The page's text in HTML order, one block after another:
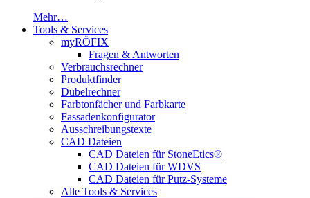
Mehr…
Tools & Services
myRÖFIX
Fragen & Antworten
Verbrauchsrechner
Produktfinder
Dübelrechner
Farbtonfächer und Farbkarte
Fassadenkonfigurator
Ausschreibungstexte
CAD Dateien
CAD Dateien für StoneEtics®
CAD Dateien für WDVS
CAD Dateien für Putz-Systeme
Alle Tools & Services